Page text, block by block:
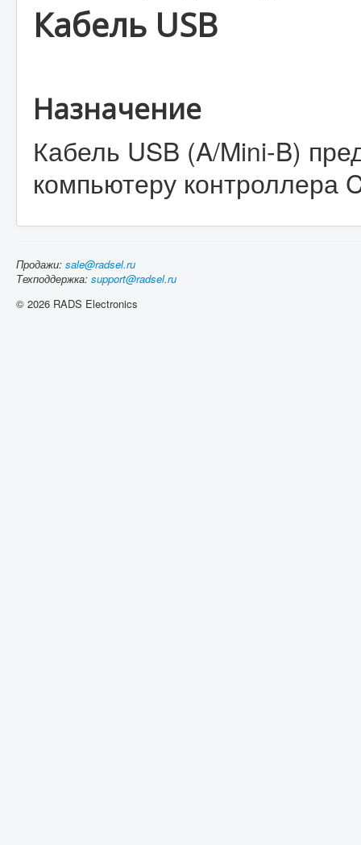
Кабель USB
Назначение
Кабель USB (A/Mini-B)
компьютеру контроллера
Продажи: sale@radsel.ru
Техподдержка: support@radsel.ru
© 2026 RADS Electronics